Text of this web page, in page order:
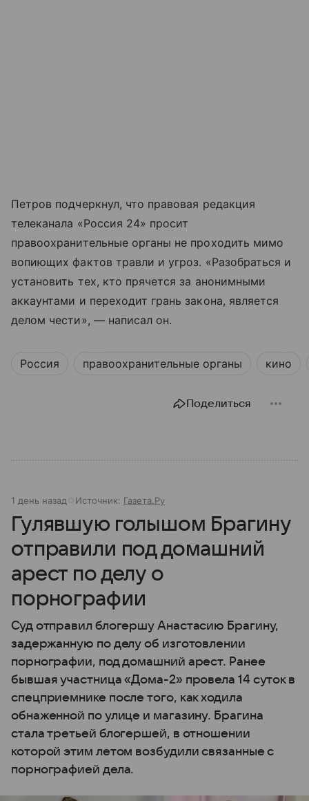
Петров подчеркнул, что правовая редакция
телеканала «Россия 24» просит
правоохранительные органы не проходить мимо
вопиющих фактов травли и угроз. «Разобраться и
установить тех, кто прячется за анонимными
аккаунтами и переходит грань закона, является
делом чести», — написал он.
Россия правоохранительные органы кино
Поделиться
1 день назад Источник: Газета.Ру
Гулявшую голышом Брагину
отправили под домашний
арест по делу о
порнографии
Суд отправил блогершу Анастасию Брагину,
задержанную по делу об изготовлении
порнографии, под домашний арест. Ранее
бывшая участница «Дома-2» провела 14 суток в
спецприемнике после того, как ходила
обнаженной по улице и магазину. Брагина
стала третьей блогершей, в отношении
которой этим летом возбудили связанные с
порнографией дела.